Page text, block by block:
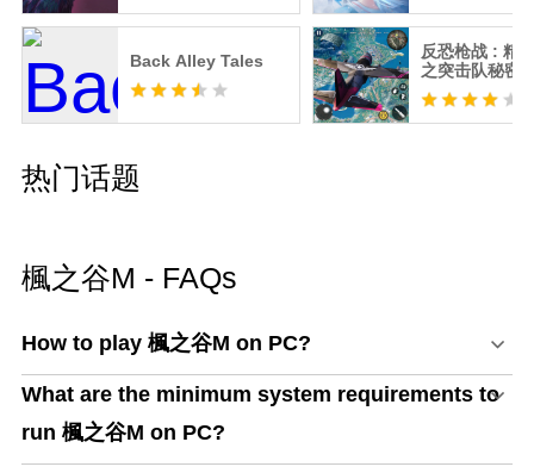
Back Alley Tales
反恐枪战 : 精
之突击队秘密
2022
热门话题
楓之谷M - FAQs
How to play 楓之谷M on PC?
What are the minimum system requirements to
run 楓之谷M on PC?